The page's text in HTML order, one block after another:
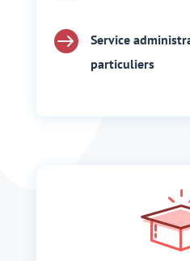

Service
particuliers